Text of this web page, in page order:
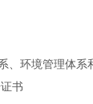
、环境管理体系
书